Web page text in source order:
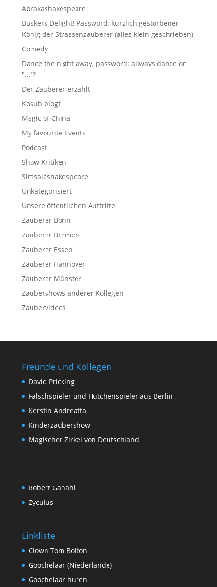
Abrakashakespeare
Buskers Delight! Password: kürzlich gestorbener
König der Strassenzauberer (alles klein geschrieben)
Comedy
Dance the night away; password: allways dance on
"…"?
Der Zauberer erzählt
Kosub blogt
Magic of China
My favourite Events
Podcast
Show Kritiken
Simsalashakespeare
Unkategorisiert
Unsere öffentlichen Auftritte
Zauberer Bonn
Zauberer Bremen
Zauberer Essen
Zauberer Hannover
Zauberer Münster
Zaubershows anderer Kollegen
Zaubervideos
Freunde und Kollegen
David Pricking
Falschspieler und Hütchenspieler aus Berlin
Kerstin Andreatta
Kinderzaubershow
Magischer Zirkel von Deutschland
Robert Ganahl
Zyculus
Linkliste
Clown Tom Bolton
Goochelaar (Niederlande)
Goochelaar huren